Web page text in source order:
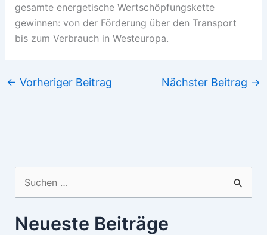
gesamte energetische Wertschöpfungskette
gewinnen: von der Förderung über den Transport
bis zum Verbrauch in Westeuropa.
← Vorheriger Beitrag Nächster Beitrag →
nach:
Neueste Beiträge